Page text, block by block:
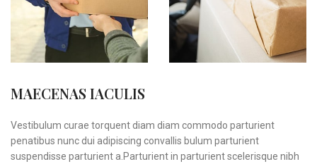
MAECENAS IACULIS
Vestibulum curae torquent diam diam commodo parturient
penatibus nunc dui adipiscing convallis bulum parturient
suspendisse parturient a.Parturient in parturient scelerisque nibh